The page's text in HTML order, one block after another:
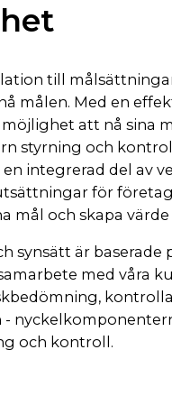
till
målen. Med en
att nå sina
styrning och
integrerad del av
för
mål och skapa
synsätt är baserade
med våra
och kontroll.